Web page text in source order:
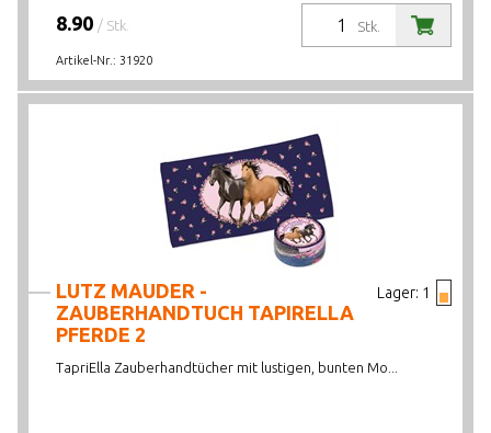
Stk.
8.90 / Stk.
Artikel-Nr.: 31920
Lager: 1
LUTZ MAUDER -
ZAUBERHANDTUCH TAPIRELLA
PFERDE 2
TapriElla Zauberhandtücher mit lustigen, bunten Mo...